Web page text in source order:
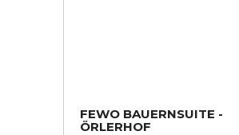
FEWO BAUERNSUITE -
ÖRLERHOF